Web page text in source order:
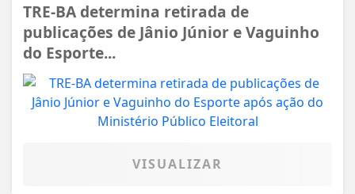
TRE-BA determina retirada de
publicações de Jânio Júnior e Vaguinho
do Esporte...
VISUALIZAR